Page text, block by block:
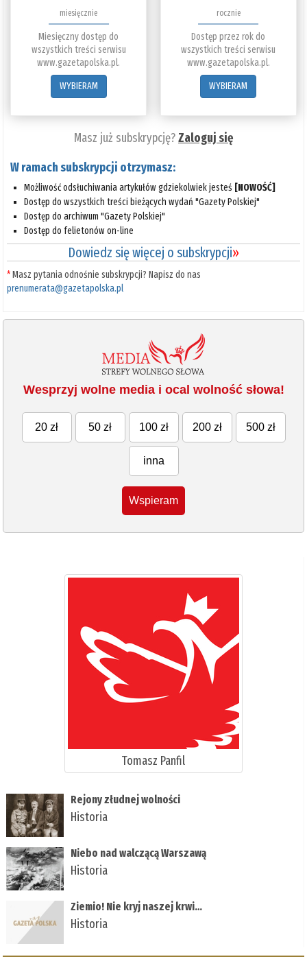
miesięcznie
Miesięczny dostęp do
wszystkich treści serwisu
www.gazetapolska.pl.
WYBIERAM
rocznie
Dostęp przez rok do
wszystkich treści serwisu
www.gazetapolska.pl.
WYBIERAM
Masz już subskrypcję?Zaloguj się
W ramach subskrypcji otrzymasz:
Możliwość odsłuchiwania artykułów gdziekolwiek jesteś [NOWOŚĆ]
Dostęp do wszystkich treści bieżących wydań "Gazety Polskiej"
Dostęp do archiwum "Gazety Polskiej"
Dostęp do felietonów on-line
Dowiedz się więcej o subskrypcji»
*Masz pytania odnośnie subskrypcji? Napisz do nas
prenumerata@gazetapolska.pl
Wesprzyj wolne media i ocal wolność słowa!
20 zł 50 zł 100 zł 200 zł 500 zł
inna
Wspieram
Tomasz Panfil
Rejony złudnej wolności
Historia
Niebo nad walczącą Warszawą
Historia
Ziemio! Nie kryj naszej krwi…
Historia